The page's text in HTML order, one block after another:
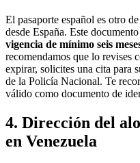
El pasaporte español es otro
desde España. Este documento
vigencia de mínimo seis
recomendamos que lo revises
expirar, solicites una cita para
de la Policía Nacional. Te
válido como documento de
4. Dirección del
en Venezuela